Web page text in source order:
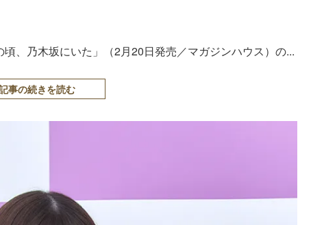
、乃木坂にいた」（2月20日発売／マガジンハウス）の...
事の続きを読む